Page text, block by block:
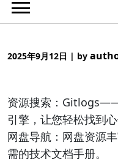
2025年9月12日 | by
资源搜索：
引擎，让您轻松找到心
网盘导航：网盘资源
需的技术文档手册。